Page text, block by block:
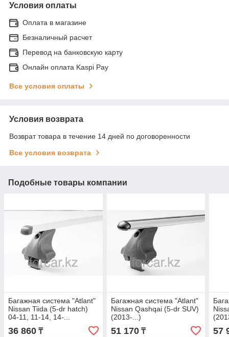
Условия оплаты
Оплата в магазине
Безналичный расчет
Перевод на банковскую карту
Онлайн оплата Kaspi Pay
Все условия оплаты
Условия возврата
Возврат товара в течение 14 дней по договоренности
Все условия возврата
Подобные товары компании
Багажная система "Atlant"
Nissan Tiida (5-dr hatch)
04-11, 11-14, 14-...
(Прямоугольная)
36 860 ₸
Багажная система "Atlant"
Nissan Qashqai (5-dr SUV)
(2013-...)
(Аэродинамическая)
51 170₸ 57